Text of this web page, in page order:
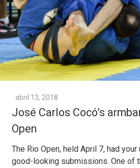
abril 13, 2018
José Carlos Cocó’s
Open
The Rio Open, held April 7, had
good-looking submissions. One of